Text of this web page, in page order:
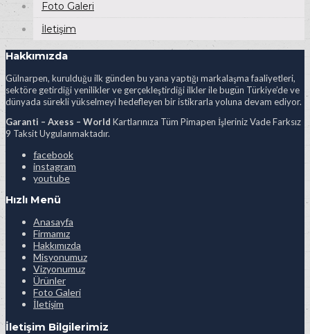
Foto Galeri
İletişim
Hakkımızda
Gülnarpen, kurulduğu ilk günden bu yana yaptığı markalaşma faaliyetleri,
sektöre getirdiği yenilikler ve gerçekleştirdiği ilkler ile bugün Türkiye’de ve
dünyada sürekli yükselmeyi hedefleyen bir istikrarla yoluna devam ediyor.
Garanti – Axess – World Kartlarınıza Tüm Pimapen İşleriniz Vade Farksız
9 Taksit Uygulanmaktadır.
facebook
instagram
youtube
Hızlı Menü
Anasayfa
Firmamız
Hakkımızda
Misyonumuz
Vizyonumuz
Ürünler
Foto Galeri
İletişim
İletişim Bilgilerimiz